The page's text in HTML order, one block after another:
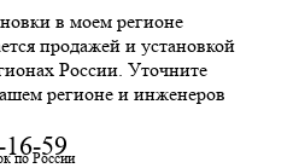
в моем регионе
продажей и установкой
России. Уточните
регионе и инженеров
59
по России